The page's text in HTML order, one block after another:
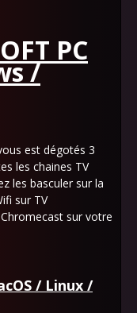
PC
/
est dégotés 3
les chaines TV
les basculer sur la
sur TV
sur votre
/ Linux /